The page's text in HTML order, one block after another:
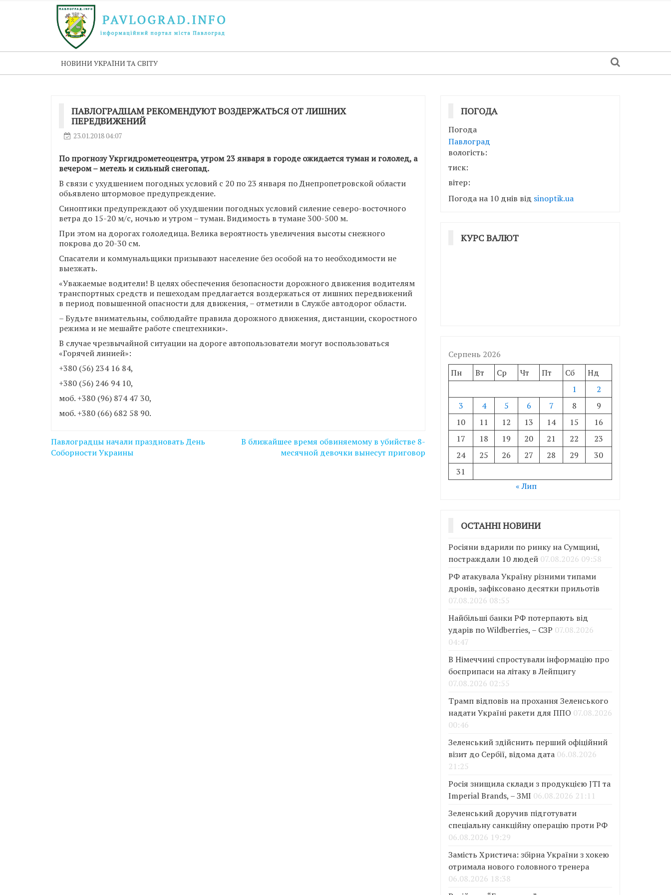
НОВИНИ УКРАЇНИ ТА СВІТУ
ПАВЛОГРАДЦАМ РЕКОМЕНДУЮТ ВОЗДЕРЖАТЬСЯ ОТ ЛИШНИХ
ПЕРЕДВИЖЕНИЙ
23.01.2018 04:07
По прогнозу Укргидрометеоцентра, утром 23 января в городе ожидается туман и гололед, а
вечером – метель и сильный снегопад.
В связи с ухудшением погодных условий с 20 по 23 января по Днепропетровской области
обьявлено штормовое предупреждение.
Синоптики предупреждают об ухудшении погодных условий силение северо-восточного
ветра до 15-20 м/с, ночью и утром – туман. Видимость в тумане 300-500 м.
При этом на дорогах гололедица. Велика вероятность увеличения высоты снежного
покрова до 20-30 см.
Спасатели и коммунальщики призывают население без особой на то необходимости не
выезжать.
«Уважаемые водители! В целях обеспечения безопасности дорожного движения водителям
транспортных средств и пешеходам предлагается воздержаться от лишних передвижений
в период повышенной опасности для движения, – отметили в Службе автодорог области.
– Будьте внимательны, соблюдайте правила дорожного движения, дистанции, скоростного
режима и не мешайте работе спецтехники».
В случае чрезвычайной ситуации на дороге автопользователи могут воспользоваться
«Горячей линией»:
+380 (56) 234 16 84,
+380 (56) 246 94 10,
моб. +380 (96) 874 47 30,
моб. +380 (66) 682 58 90.
Навігація
записів
Павлоградцы начали праздновать День
Соборности Украины
В ближайшее время обвиняемому в убийстве 8-
месячной девочки вынесут приговор
ПОГОДА
Погода
Павлоград
вологість:
тиск:
вітер:
Погода на 10 днів від sinoptik.ua
КУРС ВАЛЮТ
Серпень 2026
Пн
Вт Ср Чт Пт Сб
Нд
1
2
3
4 5 6 7 8
9
10
11 12 13 14 15
16
17
18 19 20 21 22
23
24
25 26 27 28 29
30
31
« Лип
ОСТАННІ НОВИНИ
Росіяни вдарили по ринку на Сумщині,
постраждали 10 людей 07.08.2026 09:58
РФ атакувала Україну різними типами
дронів, зафіксовано десятки прильотів
07.08.2026 08:55
Найбільші банки РФ потерпають від
ударів по Wildberries, – СЗР 07.08.2026
04:47
В Німеччині спростували інформацію про
боєприпаси на літаку в Лейпцигу
07.08.2026 02:55
Трамп відповів на прохання Зеленського
надати Україні ракети для ППО 07.08.2026
00:46
Зеленський здійснить перший офіційний
візит до Сербії, відома дата 06.08.2026
21:25
Росія знищила склади з продукцією JTI та
Imperial Brands, – ЗМІ 06.08.2026 21:11
Зеленський доручив підготувати
спеціальну санкційну операцію проти РФ
06.08.2026 19:29
Замість Христича: збірна України з хокею
отримала нового головного тренера
06.08.2026 18:38